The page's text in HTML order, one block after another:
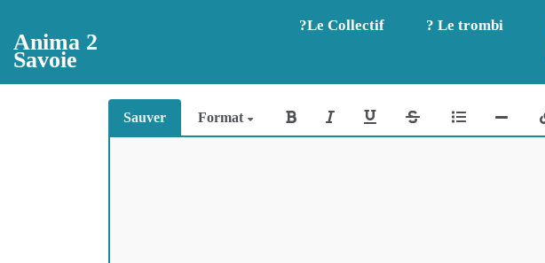
Anima 2
Savoie
?️Le Collectif ? Le trombi
Sauver Format